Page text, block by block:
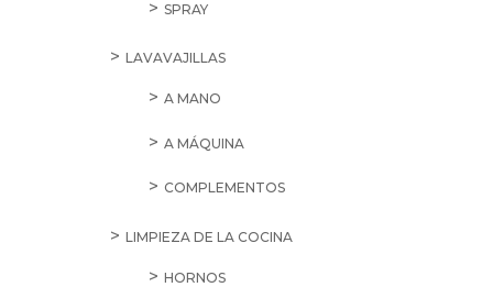
SPRAY
LAVAVAJILLAS
A MANO
A MÁQUINA
COMPLEMENTOS
LIMPIEZA DE LA COCINA
HORNOS